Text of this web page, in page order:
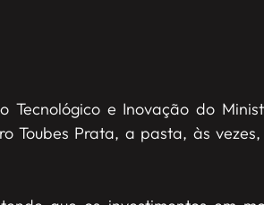
Tecnológico e Inovação do
Toubes Prata, a pasta, às